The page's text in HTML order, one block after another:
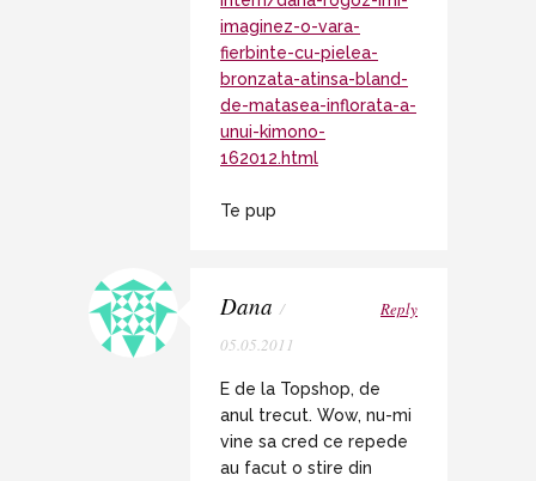
imaginez-o-vara-
fierbinte-cu-pielea-
bronzata-atinsa-bland-
de-matasea-inflorata-a-
unui-kimono-
162012.html
Te pup
Dana /
05.05.2011
Reply
E de la Topshop, de
anul trecut. Wow, nu-mi
vine sa cred ce repede
au facut o stire din